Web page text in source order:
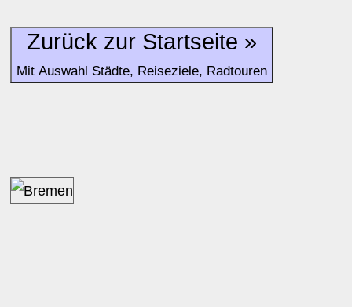
Bewertungen zurzeit noch ohne Lage-Bewertung.
Zurück zur Startseite »
Mit Auswahl Städte, Reiseziele, Radtouren